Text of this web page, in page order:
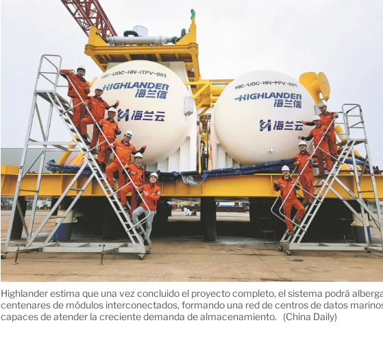
Highlander estima que una vez concluido el proyecto completo, el sistema podrá
centenares de módulos interconectados, formando una red de centros de datos
capaces de atender la creciente demanda de almacenamiento.
(China Daily)